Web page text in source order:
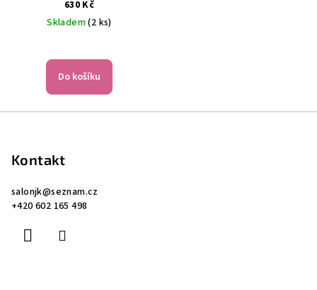
630 Kč
Skladem(2 ks)
Do košíku
Kontakt
salonjk@seznam.cz
+420 602 165 498